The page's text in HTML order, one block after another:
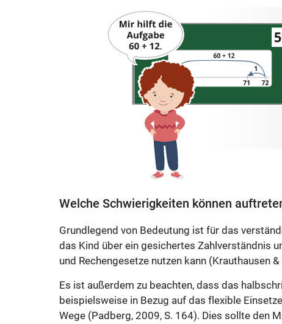
Welche Schwierigkeiten können
Grundlegend von Bedeutung ist für das
das Kind über ein gesichertes Zahlverständnis
und Rechengesetze nutzen kann (Krauthausen
Es ist außerdem zu beachten, dass das
beispielsweise in Bezug auf das flexible
Wege (Padberg, 2009, S. 164). Dies sollte den